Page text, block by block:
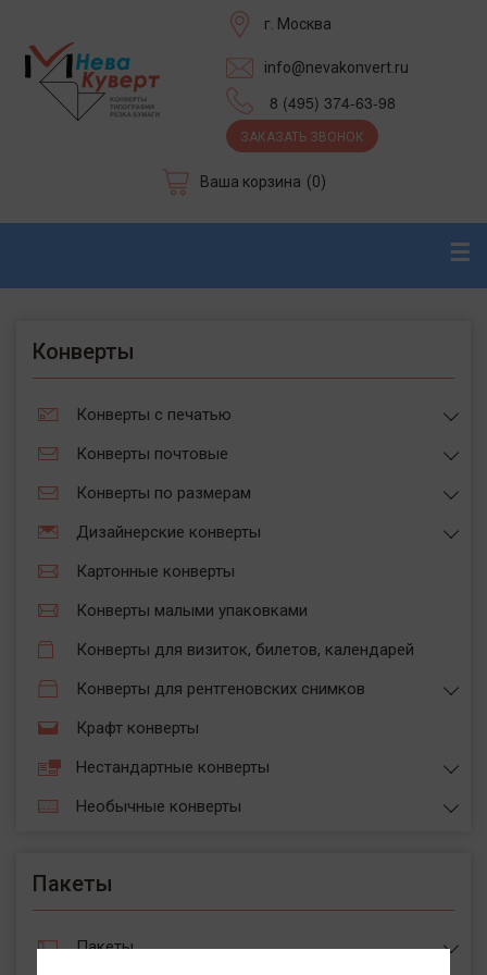
г. Москва
info@nevakonvert.ru
8 (495) 374-63-98
ЗАКАЗАТЬ ЗВОНОК
Ваша корзина (0)
☰
Конверты
Конверты с печатью
Конверты почтовые
Конверты по размерам
Дизайнерские конверты
Картонные конверты
Конверты малыми упаковками
Конверты для визиток, билетов, календарей
Конверты для рентгеновских снимков
Крафт конверты
Нестандартные конверты
Необычные конверты
Пакеты
Пакеты